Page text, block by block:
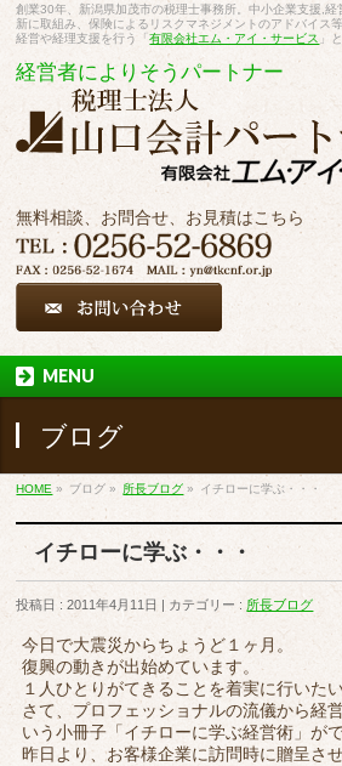
創業30年、新潟県加茂市の税理士事務所。中小企業支援,
新に取組み、保険によるリスクマネジメントのアドバイス等
経営や経理支援を行う「有限会社エム・アイ・サービス 」
経営者によりそうパートナー
無料相談、お問合せ、お見積はこちら
MENU
ブログ
HOME » ブログ » 所長ブログ » イチローに学ぶ・・・
イチローに学ぶ・・・
投稿日 : 2011年4月11日 カテゴリー : 所長ブログ
今日で大震災からちょうど１ヶ月。
復興の動きが出始めています。
１人ひとりがてきることを着実に行いた
さて、プロフェッショナルの流儀から経
いう小冊子「イチローに学ぶ経営術」が
昨日より、お客様企業に訪問時に贈呈さ